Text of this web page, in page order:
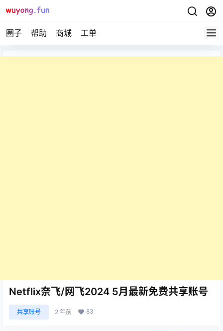
圈子 帮助 商城 工单
Netflix奈飞/网飞2024 5月最新免费共享账号
共享账号 2 年前 83